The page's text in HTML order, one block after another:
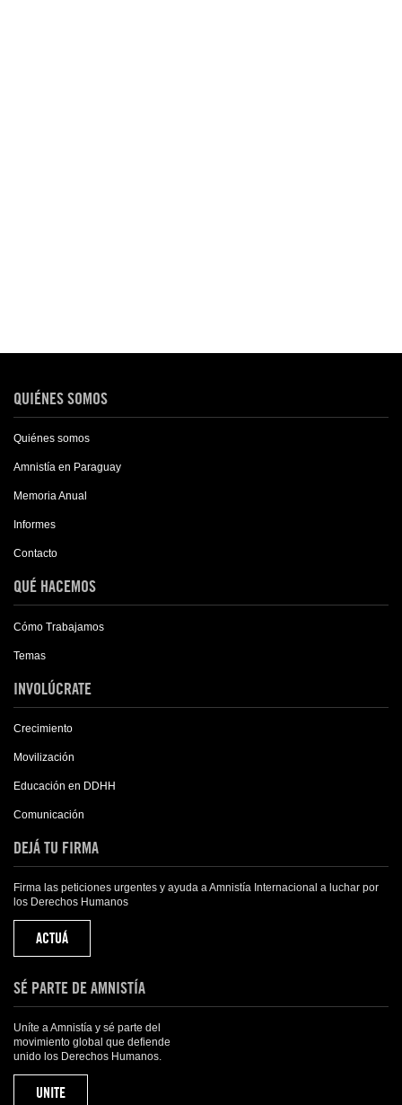
QUIÉNES SOMOS
Quiénes somos
Amnistía en Paraguay
Memoria Anual
Informes
Contacto
QUÉ HACEMOS
Cómo Trabajamos
Temas
INVOLÚCRATE
Crecimiento
Movilización
Educación en DDHH
Comunicación
DEJÁ TU FIRMA
Firma las peticiones urgentes y ayuda a Amnistía Internacional a luchar por
los Derechos Humanos
ACTUÁ
SÉ PARTE DE AMNISTÍA
Uníte a Amnistía y sé parte del
movimiento global que defiende
unido los Derechos Humanos.
UNITE